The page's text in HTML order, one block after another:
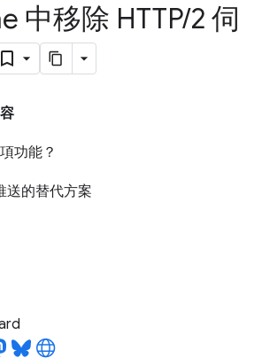
中移除 HTTP/2 伺
功能？
送的替代方案